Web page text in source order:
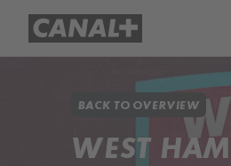
BACK TO OVERVIEW
WEST